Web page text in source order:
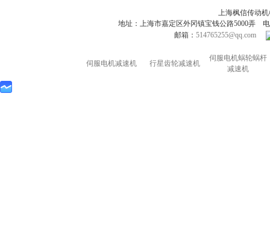
上海枫信传动
地址：上海市嘉定区外冈镇宝钱公路5000弄 电
邮箱：514765255@qq.com
伺服电机减速机 行星齿轮减速机
伺服电机蜗轮蜗杆
减速机